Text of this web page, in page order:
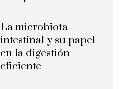
La microbiota
intestinal y su papel
en la digestión
eficiente